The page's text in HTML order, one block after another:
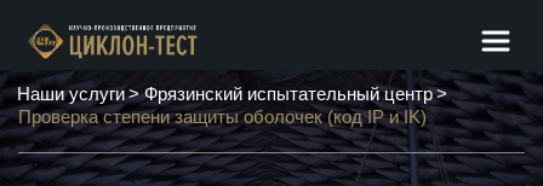
Наши услуги> Фрязинский испытательный центр
>
Проверка степени защиты оболочек (код IP и IK)